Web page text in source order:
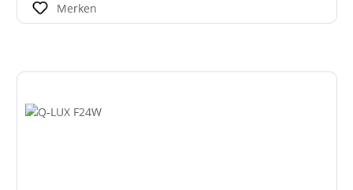
Merken